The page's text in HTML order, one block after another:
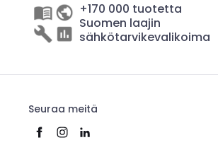
+170 000 tuotetta
Suomen laajin
sähkötarvikevalikoima
Seuraa meitä